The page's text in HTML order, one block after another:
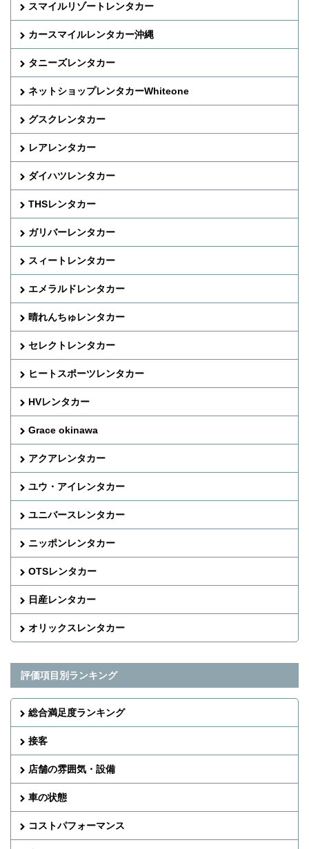
スマイルリゾートレンタカー
カースマイルレンタカー沖縄
タニーズレンタカー
ネットショップレンタカーWhiteone
グスクレンタカー
レアレンタカー
ダイハツレンタカー
THSレンタカー
ガリバーレンタカー
スィートレンタカー
エメラルドレンタカー
晴れんちゅレンタカー
セレクトレンタカー
ヒートスポーツレンタカー
HVレンタカー
Grace okinawa
アクアレンタカー
ユウ・アイレンタカー
ユニバースレンタカー
ニッポンレンタカー
OTSレンタカー
日産レンタカー
オリックスレンタカー
評価項目別ランキング
総合満足度ランキング
接客
店舗の雰囲気・設備
車の状態
コストパフォーマンス